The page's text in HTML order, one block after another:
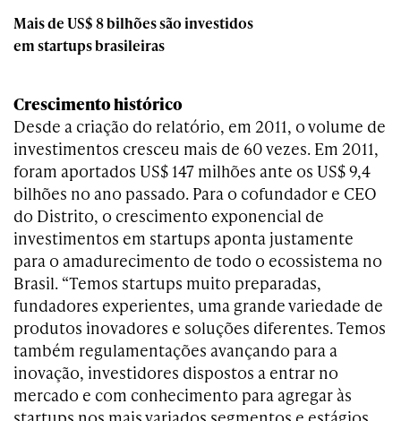
Mais de US$ 8 bilhões são investidos
em startups brasileiras
Crescimento histórico
Desde a criação do relatório, em 2011, o volume de
investimentos cresceu mais de 60 vezes. Em 2011,
foram aportados US$ 147 milhões ante os US$ 9,4
bilhões no ano passado. Para o cofundador e CEO
do Distrito, o crescimento exponencial de
investimentos em startups aponta justamente
para o amadurecimento de todo o ecossistema no
Brasil. “Temos startups muito preparadas,
fundadores experientes, uma grande variedade de
produtos inovadores e soluções diferentes. Temos
também regulamentações avançando para a
inovação, investidores dispostos a entrar no
mercado e com conhecimento para agregar às